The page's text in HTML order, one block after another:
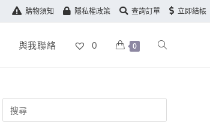
購物須知 隱私權政策 查詢訂單 立即結帳
與我聯絡 0 0